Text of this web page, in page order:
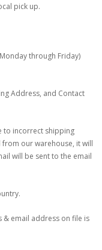
pick up.
through Friday)
Address, and Contact
to incorrect shipping
our warehouse, it will
will be sent to the email
& email address on file is